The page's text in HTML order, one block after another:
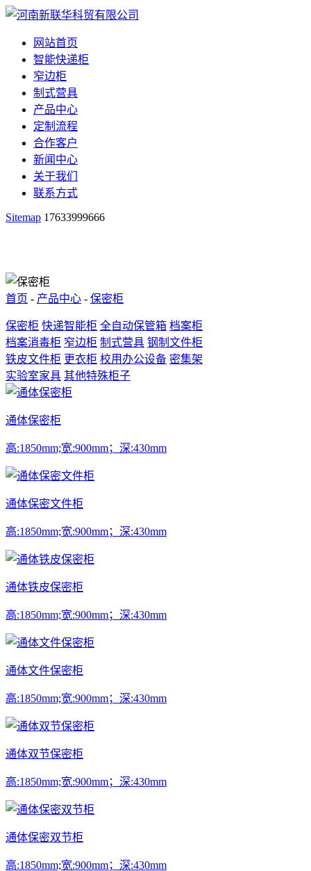
网站首页
智能快递柜
窄边柜
制式营具
产品中心
定制流程
合作客户
新闻中心
关于我们
联系方式
Sitemap 17633999666
首页 - 产品中心 - 保密柜
保密柜 快递智能柜 全自动保管箱 档案柜
档案消毒柜 窄边柜 制式营具 钢制文件柜
铁皮文件柜 更衣柜 校用办公设备 密集架
实验室家具 其他特殊柜子
通体保密柜
高:1850mm;宽:900mm；深:430mm
通体保密文件柜
高:1850mm;宽:900mm；深:430mm
通体铁皮保密柜
高:1850mm;宽:900mm；深:430mm
通体文件保密柜
高:1850mm;宽:900mm；深:430mm
通体双节保密柜
高:1850mm;宽:900mm；深:430mm
通体保密双节柜
高:1850mm;宽:900mm；深:430mm